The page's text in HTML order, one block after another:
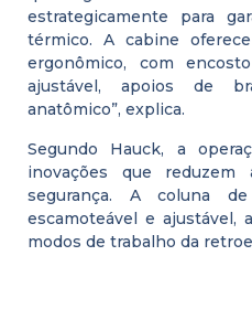
estrategicamente para
térmico. A cabine
ergonômico, com
ajustável, apoios de
anatômico”, explica.
Segundo Hauck, a
inovações que
segurança. A coluna
escamoteável e ajustável,
modos de trabalho da